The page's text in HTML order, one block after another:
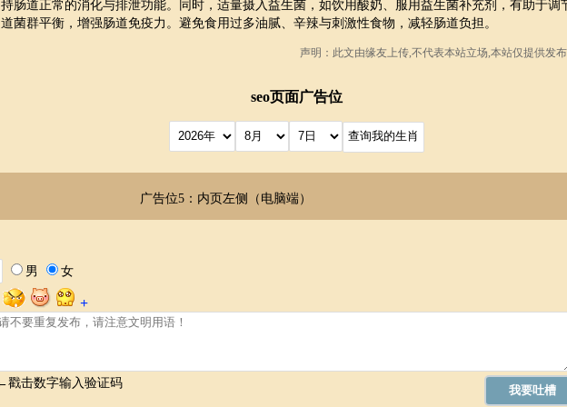
持肠道正常的消化与排泄功能。同时，适量摄入益生菌，如饮用酸奶、服用益生菌补充剂，有助于调
道菌群平衡，增强肠道免疫力。避免食用过多油腻、辛辣与刺激性食物，减轻肠道负担。
声明：此文由缘友上传,不代表本站立场,本站仅提供发
seo页面广告位
广告位5：内页左侧（电脑端）